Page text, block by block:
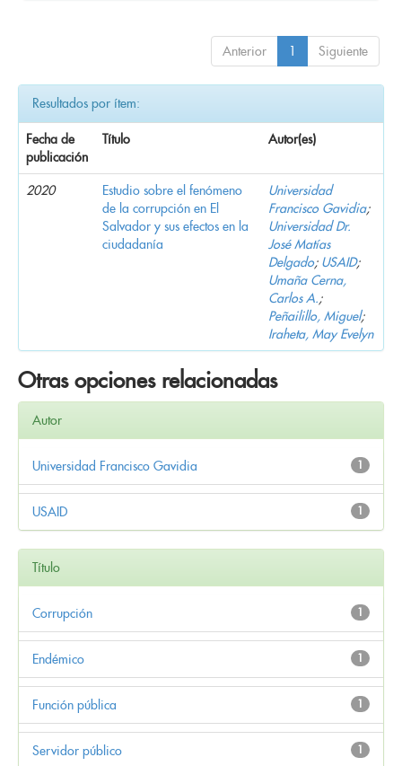
Anterior 1 Siguiente
Resultados por ítem:
Fecha de
publicación
Título Autor(es)
2020
Estudio sobre el fenómeno
de la corrupción en El
Salvador y sus efectos en la
ciudadanía
Universidad
Francisco Gavidia;
Universidad Dr.
José Matías
Delgado; USAID;
Umaña Cerna,
Carlos A.;
Peñailillo, Miguel;
Iraheta, May Evelyn
Otras opciones relacionadas
Autor
1
Universidad Francisco Gavidia
1
USAID
Título
1
Corrupción
1
Endémico
1
Función pública
1
Servidor público